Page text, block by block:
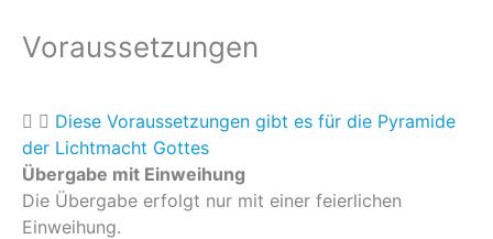
Voraussetzungen
Diese Voraussetzungen gibt es für die Pyramide
der Lichtmacht Gottes
Übergabe mit Einweihung
Die Übergabe erfolgt nur mit einer feierlichen
Einweihung.